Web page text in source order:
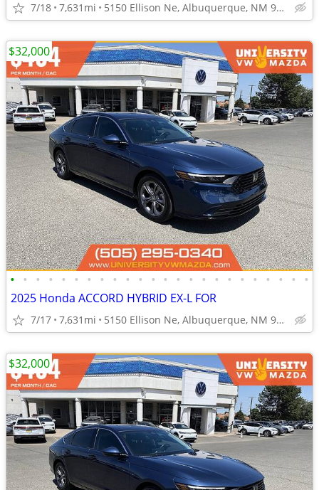
7/18 7,631mi 5150 Ellison Ne, Albuquerque, NM 97109
• • • • • • • • • • • • • • • • • • • • • • • •
2025 Honda ACCORD HYBRID EX-L FOR
7/17 7,631mi 5150 Ellison Ne, Albuquerque, NM 97109
$32,000
$32,000